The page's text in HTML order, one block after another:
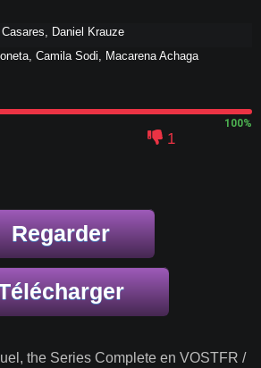
Daniel Krauze
Camila Sodi, Macarena Achaga
100%
1
Regarder
the Series Complete en VOSTFR /